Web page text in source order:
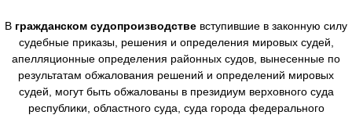
В гражданском судопроизводстве вступившие в законную силу
судебные приказы, решения и определения мировых судей,
апелляционные определения районных судов, вынесенные по
результатам обжалования решений и определений мировых
судей, могут быть обжалованы в президиум верховного суда
республики, областного суда, суда города федерального